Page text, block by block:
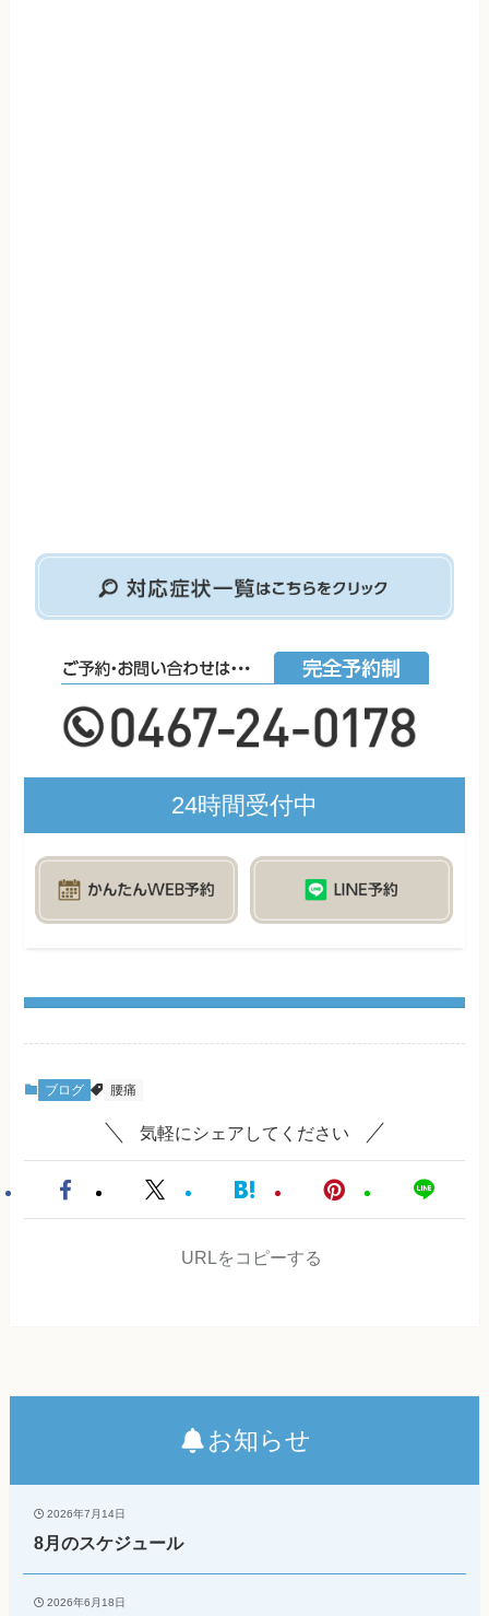
24時間受付中
ブログ 腰痛
気軽にシェアしてください
URLをコピーする
お知らせ
2026年7月14日
8月のスケジュール
2026年6月18日